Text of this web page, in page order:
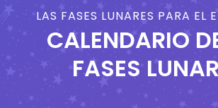
LAS FASES LUNARES PARA EL
CALENDARIO
FASES